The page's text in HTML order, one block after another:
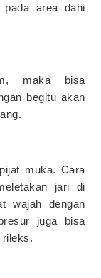
pada area dahi
maka bisa
begitu akan
muka. Cara
jari di
wajah dengan
juga bisa
rileks.